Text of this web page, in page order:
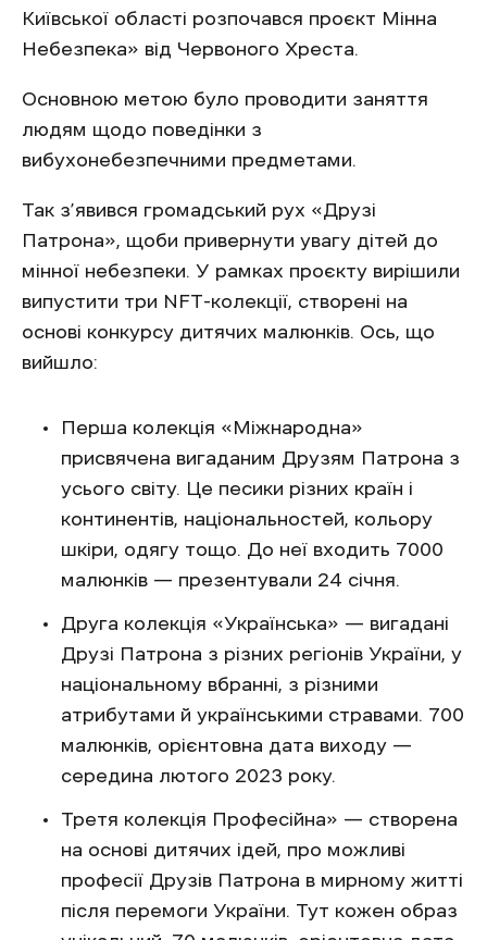
Київської області розпочався проєкт Мінна
Небезпека» від Червоного Хреста.
Основною метою було проводити заняття
людям щодо поведінки з
вибухонебезпечними предметами.
Так з’явився громадський рух «Друзі
Патрона», щоби привернути увагу дітей до
мінної небезпеки. У рамках проєкту вирішили
випустити три NFT-колекції, створені на
основі конкурсу дитячих малюнків. Ось, що
вийшло:
Перша колекція «Міжнародна»
присвячена вигаданим Друзям Патрона з
усього світу. Це песики різних країн і
континентів, національностей, кольору
шкіри, одягу тощо. До неї входить 7000
малюнків — презентували 24 січня.
Друга колекція «Українська» — вигадані
Друзі Патрона з різних регіонів України, у
національному вбранні, з різними
атрибутами й українськими стравами. 700
малюнків, орієнтовна дата виходу —
середина лютого 2023 року.
Третя колекція Професійна» — створена
на основі дитячих ідей, про можливі
професії Друзів Патрона в мирному житті
після перемоги України. Тут кожен образ